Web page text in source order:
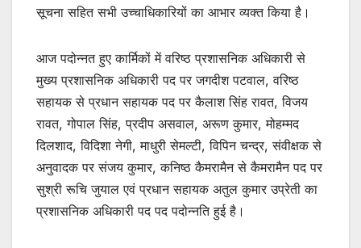
सूचना सहित सभी उच्चाधिकारियों का आभार व्यक्त किया है।
आज पदोन्नत हुए कार्मिकों में वरिष्ठ प्रशासनिक अधिकारी से
मुख्य प्रशासनिक अधिकारी पद पर जगदीश पटवाल, वरिष्ठ
सहायक से प्रधान सहायक पद पर कैलाश सिंह रावत, विजय
रावत, गोपाल सिंह, प्रदीप असवाल, अरूण कुमार, मोहम्मद
दिलशाद, विदिशा नेगी, माधुरी सेमल्टी, विपिन चन्द्र, संवीक्षक से
अनुवादक पर संजय कुमार, कनिष्ठ कैमरामैन से कैमरामैन पद पर
सुश्री रूचि जुयाल एवं प्रधान सहायक अतुल कुमार उप्रेती का
प्रशासनिक अधिकारी पद पद पदोन्नति हुई है।